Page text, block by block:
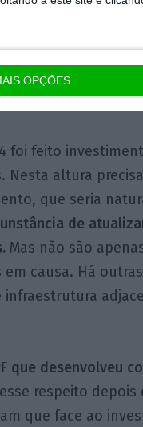
OPÇÕES
“o país vai
do Mundial.
mas será
Assuntos
Futebol, em
foi feito
Nesta altura
que seria
de
Mas não são
em causa. Há
que desenvolveu
respeito depois
que face ao